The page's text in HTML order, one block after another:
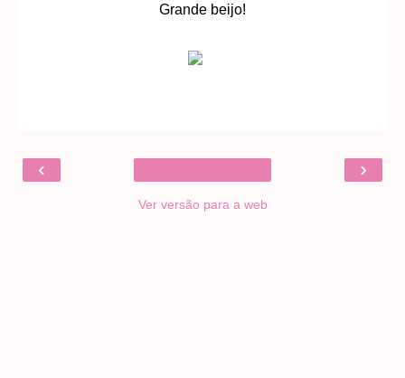
Grande beijo!
‹ ›
Ver versão para a web